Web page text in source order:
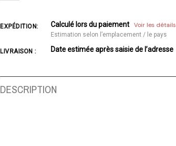
EXPÉDITION: Calculé lors du paiement Voir les détails
Estimation selon l’emplacement / le pays
LIVRAISON : Date estimée après saisie de l’adresse
DESCRIPTION